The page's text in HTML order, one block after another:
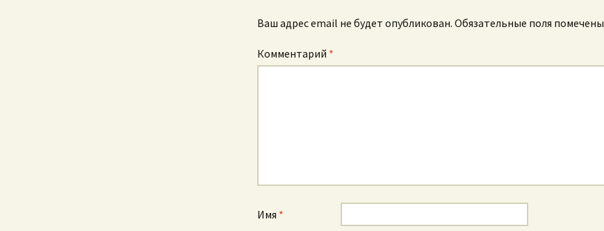
Ваш адрес email не будет опубликован. Обязательные поля помечены
Комментарий *
Имя *